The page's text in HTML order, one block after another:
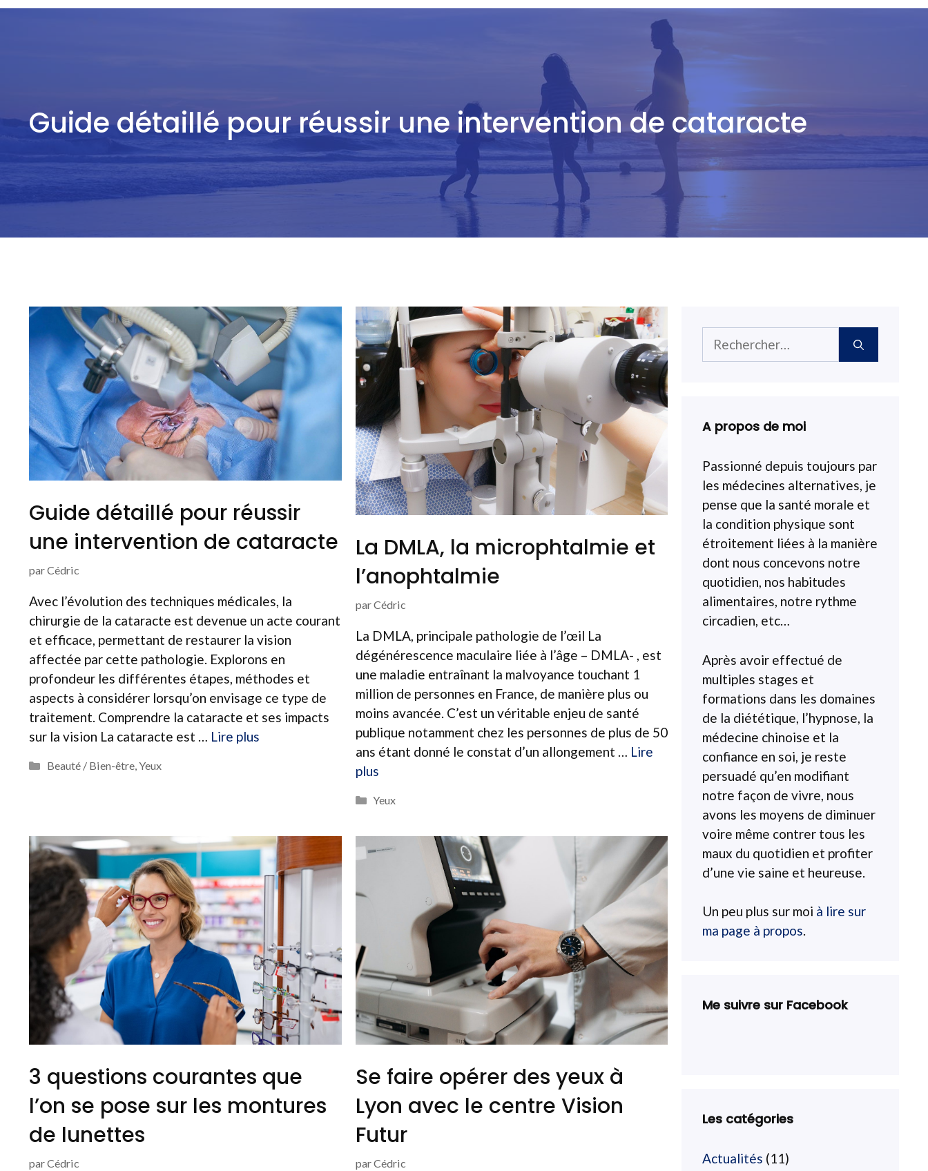
Guide détaillé pour réussir une intervention de cataracte
Guide détaillé pour réussir
une intervention de cataracte
parCédric
Avec l’évolution des techniques médicales, la
chirurgie de la cataracte est devenue un acte courant
et efficace, permettant de restaurer la vision
affectée par cette pathologie. Explorons en
profondeur les différentes étapes, méthodes et
aspects à considérer lorsqu’on envisage ce type de
traitement. Comprendre la cataracte et ses impacts
sur la vision La cataracte est … Lire plus
Catégories
Beauté / Bien-être, Yeux
La DMLA, la microphtalmie et
l’anophtalmie
parCédric
La DMLA, principale pathologie de l’œil La
dégénérescence maculaire liée à l’âge – DMLA- , est
une maladie entraînant la malvoyance touchant 1
million de personnes en France, de manière plus ou
moins avancée. C’est un véritable enjeu de santé
publique notamment chez les personnes de plus de 50
ans étant donné le constat d’un allongement … Lire
plus
Catégories
Yeux
3 questions courantes que
l’on se pose sur les montures
de lunettes
parCédric
Se faire opérer des yeux à
Lyon avec le centre Vision
Futur
parCédric
Rechercher :
A propos de moi
Passionné depuis toujours par
les médecines alternatives, je
pense que la santé morale et
la condition physique sont
étroitement liées à la manière
dont nous concevons notre
quotidien, nos habitudes
alimentaires, notre rythme
circadien, etc…
Après avoir effectué de
multiples stages et
formations dans les domaines
de la diététique, l’hypnose, la
médecine chinoise et la
confiance en soi, je reste
persuadé qu’en modifiant
notre façon de vivre, nous
avons les moyens de diminuer
voire même contrer tous les
maux du quotidien et profiter
d’une vie saine et heureuse.
Un peu plus sur moi à lire sur
ma page à propos.
Me suivre sur Facebook
Les catégories
Actualités (11)